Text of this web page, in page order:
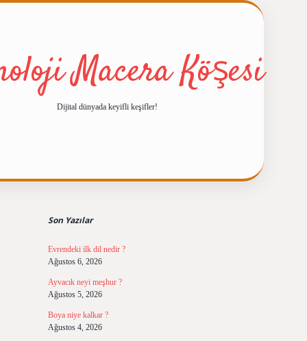
Macera Köşesi
Dijital dünyada keyifli keşifler!
Son Yazılar
Evrendeki ilk dil nedir ?
Ağustos 6, 2026
Ayvacık neyi meşhur ?
Ağustos 5, 2026
Boya niye kalkar ?
Ağustos 4, 2026